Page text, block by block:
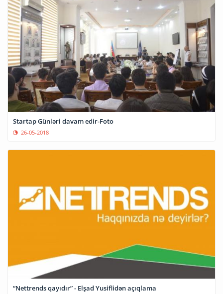
Startap Günləri davam edir-Foto
26-05-2018
“Nettrends qayıdır” - Elşad Yusiflidən açıqlama